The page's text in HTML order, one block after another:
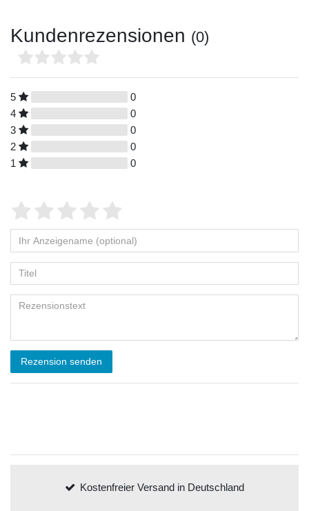
Kundenrezensionen (0)
5
0
4
0
3
0
2
0
1
0
Rezension senden
Kostenfreier Versand in Deutschland